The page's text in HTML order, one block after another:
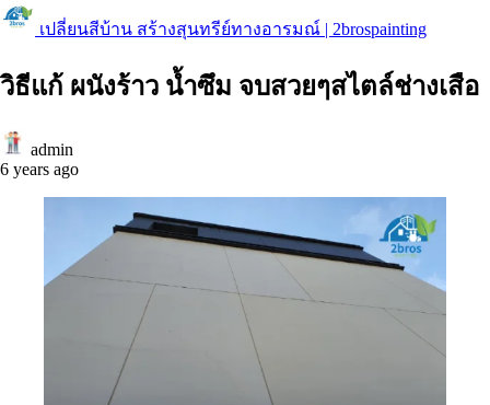
เปลี่ยนสีบ้าน สร้างสุนทรีย์ทางอารมณ์ | 2brospainting
วิธีแก้ ผนังร้าว น้ำซึม จบสวยๆสไตล์ช่างเสือ
admin
6 years ago